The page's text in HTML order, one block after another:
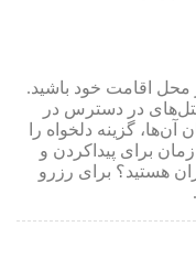
محل اقامت خود باشید.
در دسترس در
آن‌ها، گزینه دلخواه را
برای پیداکردن و
هستید؟ برای رزرو